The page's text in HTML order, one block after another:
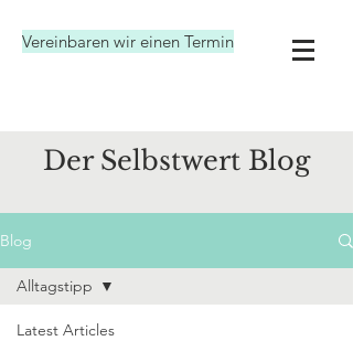
Vereinbaren wir einen Termin
Der Selbstwert Blog
Blog
Latest Articles
Alltagstipp